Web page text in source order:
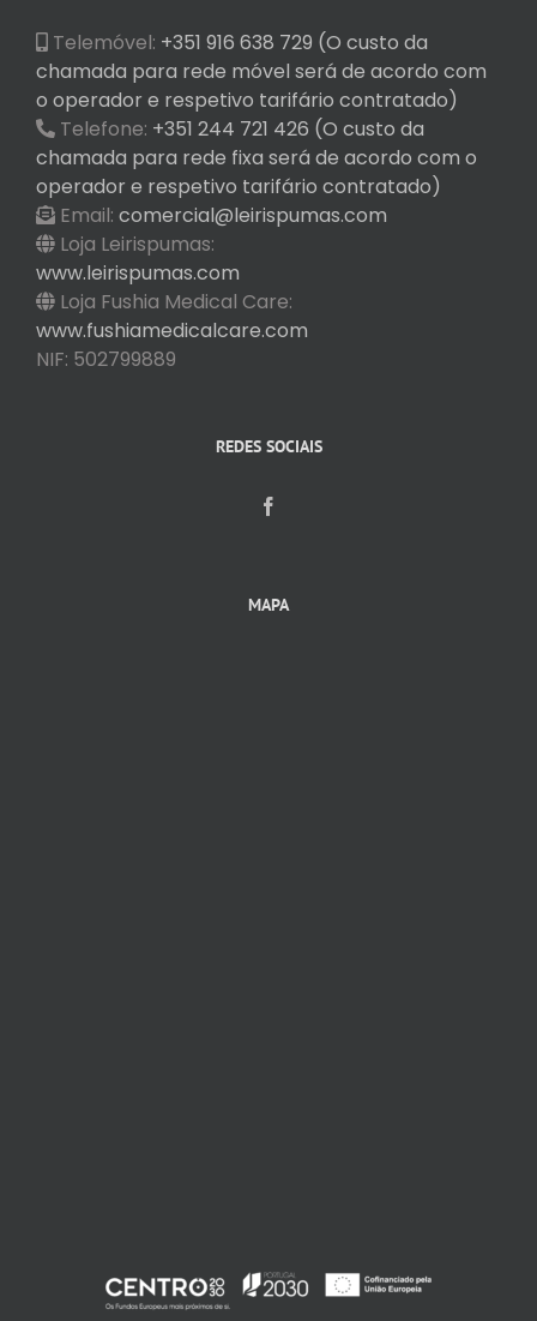
Telemóvel: +351 916 638 729 (O custo da
chamada para rede móvel será de acordo com
o operador e respetivo tarifário contratado)
Telefone: +351 244 721 426 (O custo da
chamada para rede fixa será de acordo com o
operador e respetivo tarifário contratado)
Email: comercial@leirispumas.com
Loja Leirispumas:
www.leirispumas.com
Loja Fushia Medical Care:
www.fushiamedicalcare.com
NIF: 502799889
REDES SOCIAIS
MAPA